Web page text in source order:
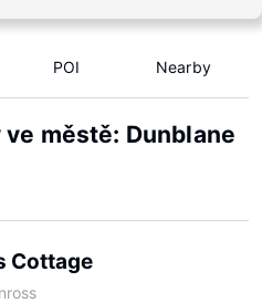
POI Nearby
městě: Dunblane
Cottage